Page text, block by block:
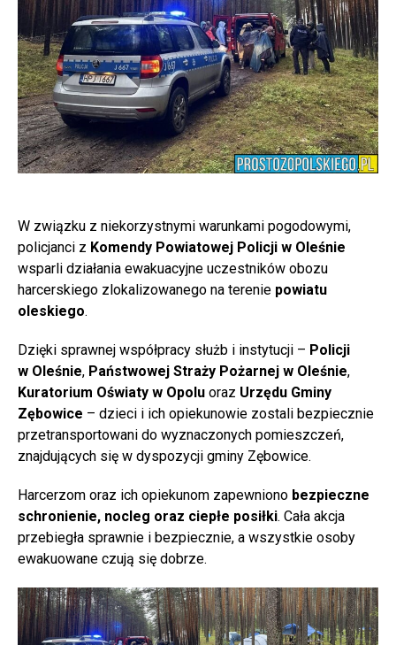
W związku z niekorzystnymi warunkami pogodowymi,
policjanci z Komendy Powiatowej Policji w Oleśnie
wsparli działania ewakuacyjne uczestników obozu
harcerskiego zlokalizowanego na terenie powiatu
oleskiego.
Dzięki sprawnej współpracy służb i instytucji – Policji
w Oleśnie, Państwowej Straży Pożarnej w Oleśnie,
Kuratorium Oświaty w Opolu oraz Urzędu Gminy
Zębowice – dzieci i ich opiekunowie zostali bezpiecznie
przetransportowani do wyznaczonych pomieszczeń,
znajdujących się w dyspozycji gminy Zębowice.
Harcerzom oraz ich opiekunom zapewniono bezpieczne
schronienie, nocleg oraz ciepłe posiłki. Cała akcja
przebiegła sprawnie i bezpiecznie, a wszystkie osoby
ewakuowane czują się dobrze.